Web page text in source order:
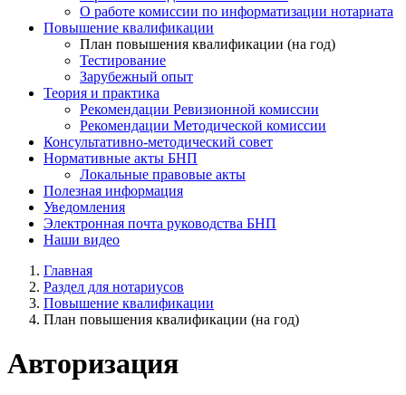
О работе комиссии по информатизации нотариата
Повышение квалификации
План повышения квалификации (на год)
Тестирование
Зарубежный опыт
Теория и практика
Рекомендации Ревизионной комиссии
Рекомендации Методической комиссии
Консультативно-методический совет
Нормативные акты БНП
Локальные правовые акты
Полезная информация
Уведомления
Электронная почта руководства БНП
Наши видео
Главная
Раздел для нотариусов
Повышение квалификации
План повышения квалификации (на год)
Авторизация